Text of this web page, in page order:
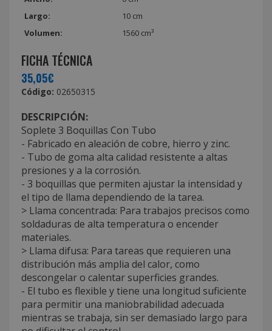
Largo:
10 cm
Volumen:
1560 cm³
FICHA TÉCNICA
35,05€
Código: 02650315
DESCRIPCIÓN:
Soplete 3 Boquillas Con Tubo
- Fabricado en aleación de cobre, hierro y zinc.
- Tubo de goma alta calidad resistente a altas
presiones y a la corrosión.
- 3 boquillas que permiten ajustar la intensidad y
el tipo de llama dependiendo de la tarea.
> Llama concentrada: Para trabajos precisos como
soldaduras de alta temperatura o encender
materiales.
> Llama difusa: Para tareas que requieren una
distribución más amplia del calor, como
descongelar o calentar superficies grandes.
- El tubo es flexible y tiene una longitud suficiente
para permitir una maniobrabilidad adecuada
mientras se trabaja, sin ser demasiado largo para